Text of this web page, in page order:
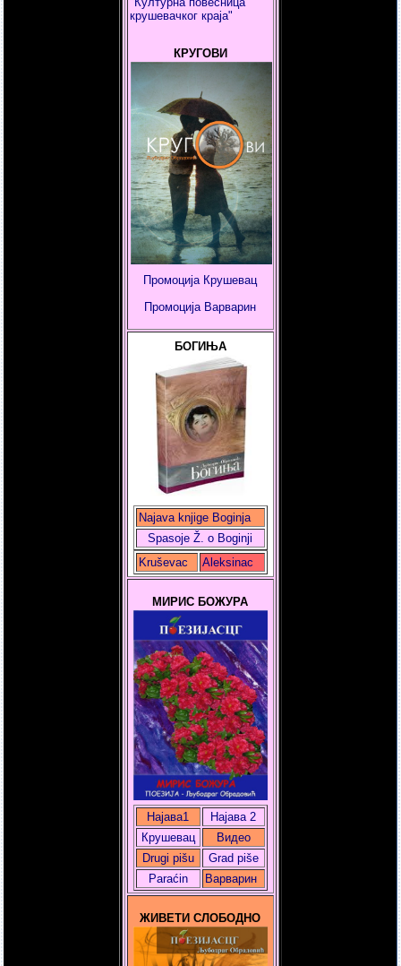
крушевачког краја"
КРУГОВИ
Промоција Крушевац
ПромоцијаВарварин
БОГИЊА
Najava knjige Boginja
Spasoje Ž. o Boginji
Kruševac
Aleksinac
МИРИС БОЖУРА
Најава1
Најава 2
Крушевац
Видео
Drugi pišu
Grad piše
Paraćin
Варварин
ЖИВЕТИ СЛОБОДНО